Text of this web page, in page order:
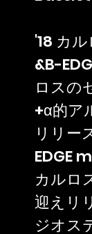
'18 カ
&B-
ロスの
+α的ア
リリー
EDGE
カルロ
迎えリ
ジオス